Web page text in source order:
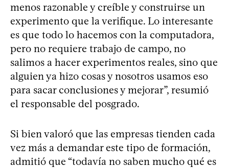
menos razonable y creíble y construirse un
experimento que la verifique. Lo interesante
es que todo lo hacemos con la computadora,
pero no requiere trabajo de campo, no
salimos a hacer experimentos reales, sino que
alguien ya hizo cosas y nosotros usamos eso
para sacar conclusiones y mejorar”, resumió
el responsable del posgrado.
Si bien valoró que las empresas tienden cada
vez más a demandar este tipo de formación,
admitió que “todavía no saben mucho qué es